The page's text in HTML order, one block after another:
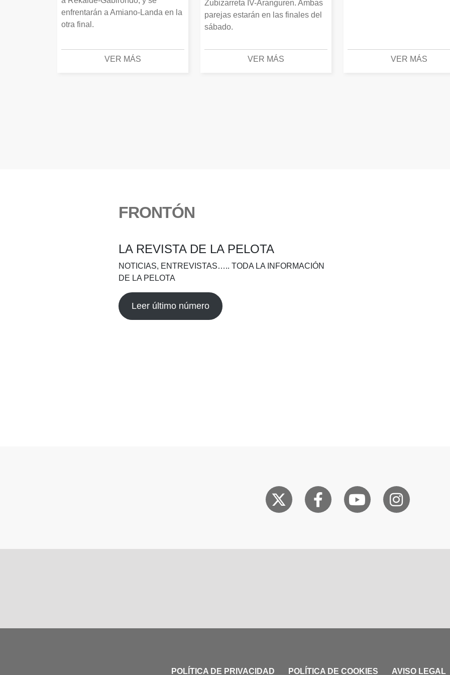
enfrentarán a Amiano-Landa en la
otra final.
VER MÁS
Zubizarreta IV-Aranguren. Ambas
parejas estarán en las finales del
sábado.
VER MÁS VER MÁS
FRONTÓN
LA REVISTA DE LA PELOTA
NOTICIAS, ENTREVISTAS….. TODA LA INFORMACIÓN
DE LA PELOTA
Leer último número
POLÍTICA DE PRIVACIDAD POLÍTICA DE COOKIES AVISO LEGAL